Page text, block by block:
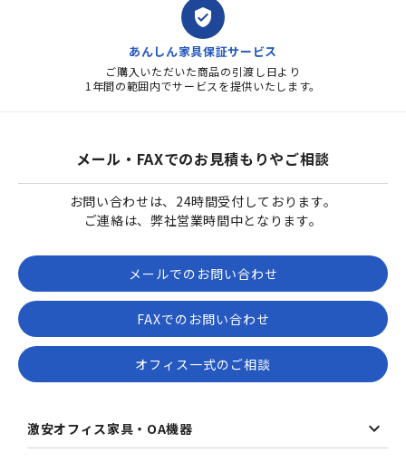
verified_user
あんしん家具保証サービス
ご購入いただいた商品の引渡し日より
1年間の範囲内でサービスを提供いたします。
メール・FAXでのお見積もりやご相談
お問い合わせは、24時間受付しております。
ご連絡は、弊社営業時間中となります。
メールでのお問い合わせ
FAXでのお問い合わせ
オフィス一式のご相談
激安オフィス家具・OA機器